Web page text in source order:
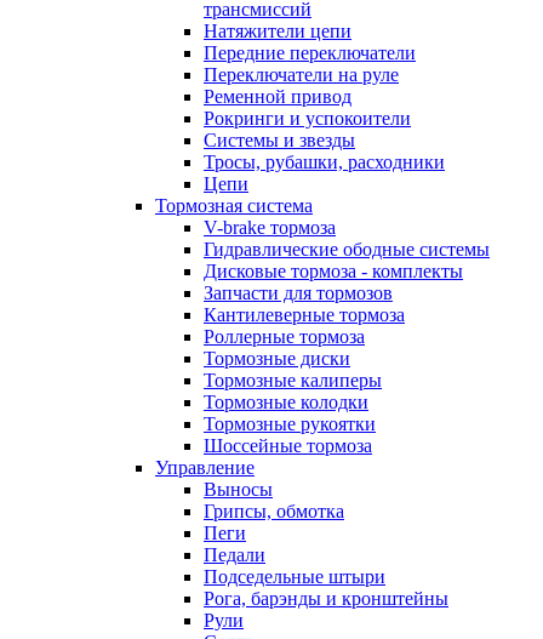
трансмиссий
Натяжители цепи
Передние переключатели
Переключатели на руле
Ременной привод
Рокринги и успокоители
Системы и звезды
Тросы, рубашки, расходники
Цепи
Тормозная система
V-brake тормоза
Гидравлические ободные системы
Дисковые тормоза - комплекты
Запчасти для тормозов
Кантилеверные тормоза
Роллерные тормоза
Тормозные диски
Тормозные калиперы
Тормозные колодки
Тормозные рукоятки
Шоссейные тормоза
Управление
Выносы
Грипсы, обмотка
Пеги
Педали
Подседельные штыри
Рога, барэнды и кронштейны
Рули